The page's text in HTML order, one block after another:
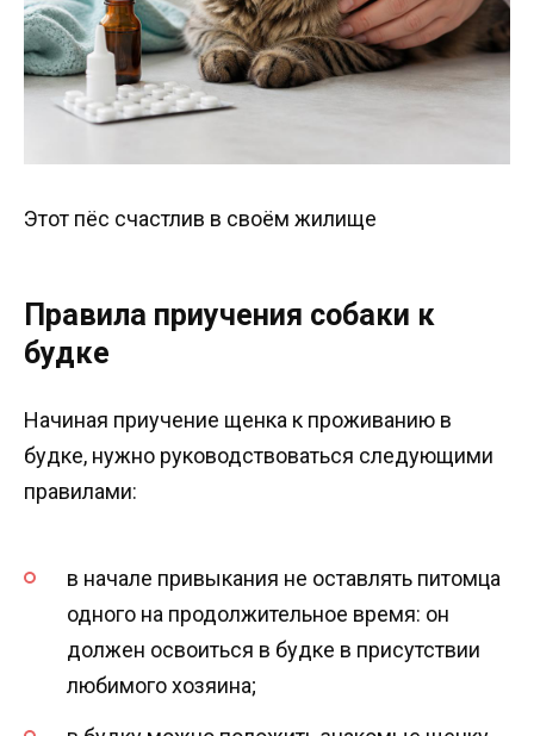
Этот пёс счастлив в своём жилище
Правила приучения собаки к
будке
Начиная приучение щенка к проживанию в
будке, нужно руководствоваться следующими
правилами:
в начале привыкания не оставлять питомца
одного на продолжительное время: он
должен освоиться в будке в присутствии
любимого хозяина;